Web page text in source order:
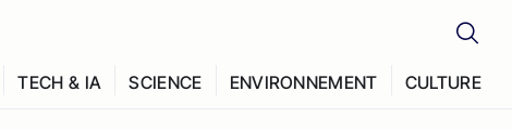
TECH & IA SCIENCE ENVIRONNEMENT CULTURE